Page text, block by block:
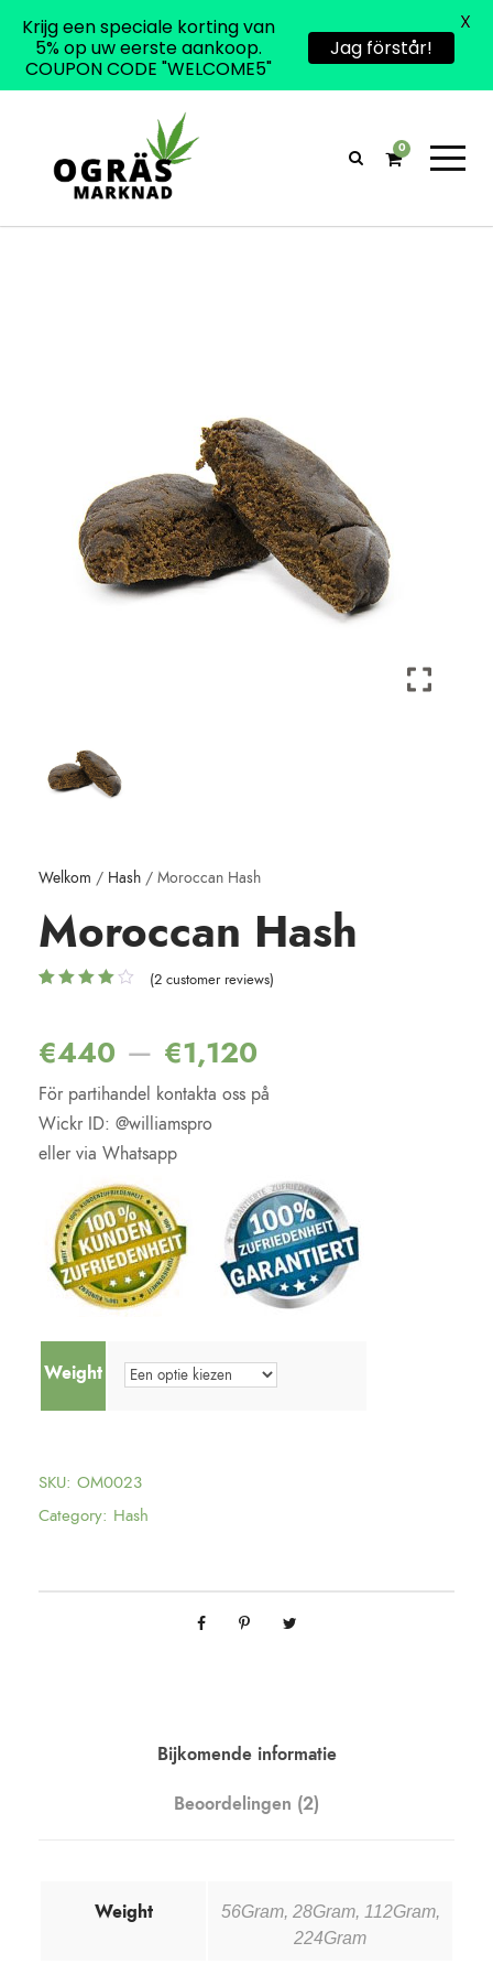
0
Welkom / Hash / Moroccan Hash
Moroccan Hash
op
klantbeoordeli
(2customer reviews)
€440 – €1,120
För partihandel kontakta oss på
Wickr ID: @williamspro
eller via Whatsapp
Weight
SKU: OM0023
Category: Hash
Bijkomende informatie
Beoordelingen (2)
Weight
56Gram, 28Gram, 112Gram,
224Gram
Krijg een speciale korting van
5% op uw eerste aankoop.
COUPON CODE "WELCOME5"
Jag förstår!
X